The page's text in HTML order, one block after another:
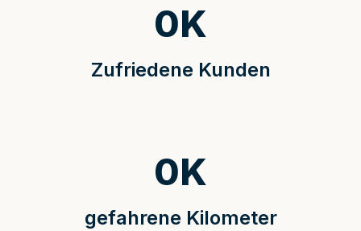
Zufriedene Kunden
0K
gefahrene Kilometer
0K